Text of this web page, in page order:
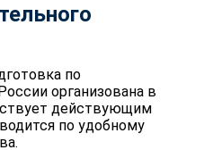
по
организована в
действующим
по удобному